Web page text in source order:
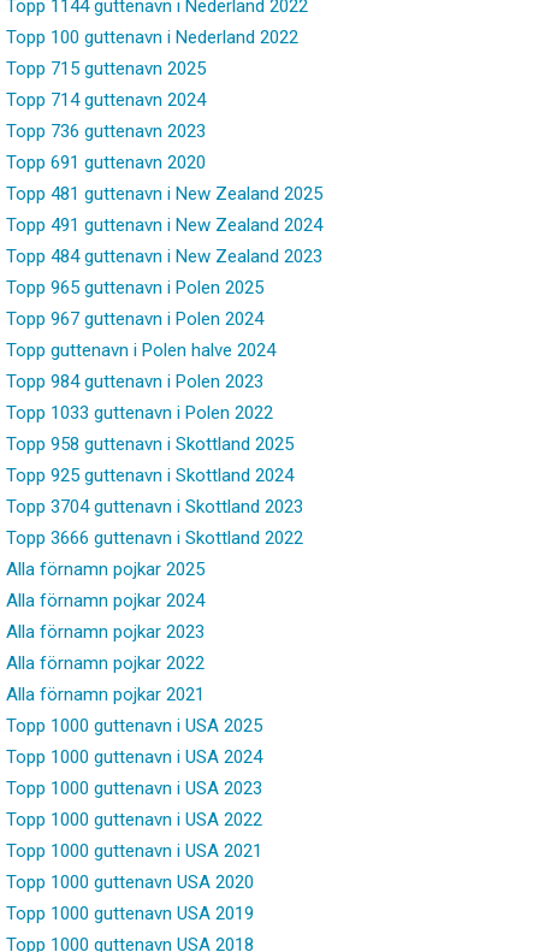
Topp 1144 guttenavn i Nederland 2022
Topp 100 guttenavn i Nederland 2022
Topp 715 guttenavn 2025
Topp 714 guttenavn 2024
Topp 736 guttenavn 2023
Topp 691 guttenavn 2020
Topp 481 guttenavn i New Zealand 2025
Topp 491 guttenavn i New Zealand 2024
Topp 484 guttenavn i New Zealand 2023
Topp 965 guttenavn i Polen 2025
Topp 967 guttenavn i Polen 2024
Topp guttenavn i Polen halve 2024
Topp 984 guttenavn i Polen 2023
Topp 1033 guttenavn i Polen 2022
Topp 958 guttenavn i Skottland 2025
Topp 925 guttenavn i Skottland 2024
Topp 3704 guttenavn i Skottland 2023
Topp 3666 guttenavn i Skottland 2022
Alla förnamn pojkar 2025
Alla förnamn pojkar 2024
Alla förnamn pojkar 2023
Alla förnamn pojkar 2022
Alla förnamn pojkar 2021
Topp 1000 guttenavn i USA 2025
Topp 1000 guttenavn i USA 2024
Topp 1000 guttenavn i USA 2023
Topp 1000 guttenavn i USA 2022
Topp 1000 guttenavn i USA 2021
Topp 1000 guttenavn USA 2020
Topp 1000 guttenavn USA 2019
Topp 1000 guttenavn USA 2018